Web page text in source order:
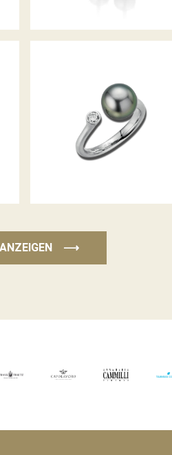
ZUCHTPERL-DIAMANTRING
MODERN CLASSICS
⟶